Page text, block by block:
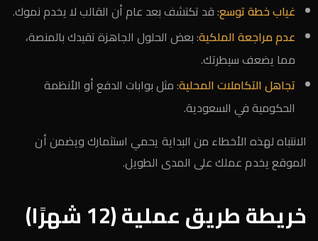
غياب خطة توسع: قد تكتشف بعد عام أن القالب لا يخدم نموك.
عدم مراجعة الملكية: بعض الحلول الجاهزة تقيدك بالمنصة،
مما يضعف سيطرتك.
تجاهل التكاملات المحلية: مثل بوابات الدفع أو الأنظمة
الحكومية في السعودية.
الانتباه لهذه الأخطاء من البداية يحمي استثمارك ويضمن أن
الموقع يخدم عملك على المدى الطويل.
خريطة طريق عملية (12 شهرًا)